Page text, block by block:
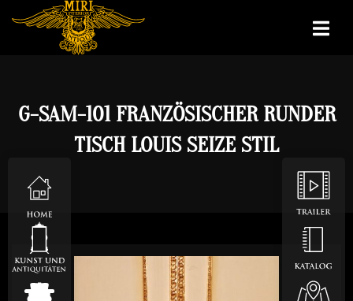
G-SAM-101 FRANZÖSISCHER RUNDER
TISCH LOUIS SEIZE STIL